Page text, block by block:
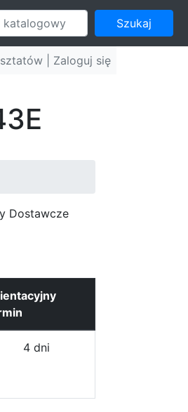
Szukaj
| Zaloguj się
Dostawcze
4 dni